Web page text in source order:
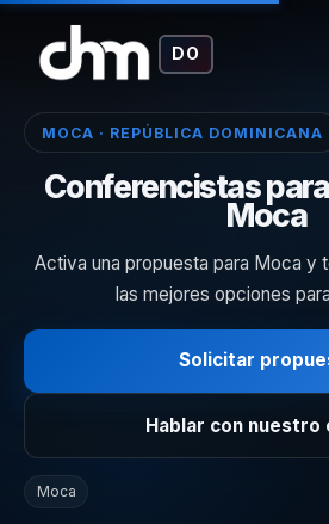
DO
MOCA · REPÚBLICA DOMINICANA
Conferencistas
Moca
Activa una propuesta para Moca y
las mejores opciones
Solicitar
Hablar con nuestro
Moca